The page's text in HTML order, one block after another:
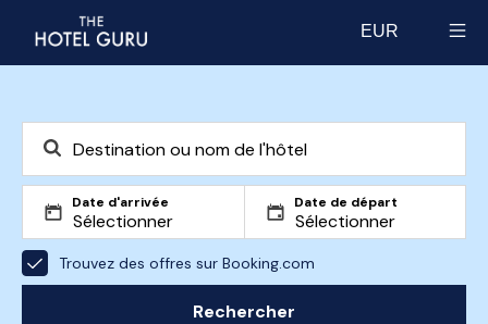
EUR
Date d'arrivée Date de départ
Trouvez des offres sur Booking.com
Rechercher